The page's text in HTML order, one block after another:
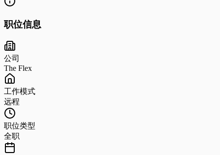
职位信息
公司
The Flex
工作模式
远程
职位类型
全职